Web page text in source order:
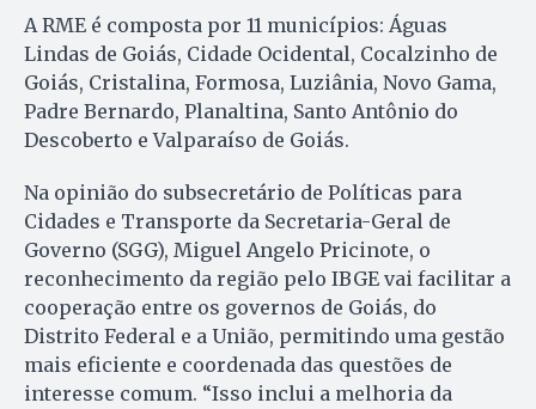
A RME é composta por 11 municípios: Águas
Lindas de Goiás, Cidade Ocidental, Cocalzinho de
Goiás, Cristalina, Formosa, Luziânia, Novo Gama,
Padre Bernardo, Planaltina, Santo Antônio do
Descoberto e Valparaíso de Goiás.
Na opinião do subsecretário de Políticas para
Cidades e Transporte da Secretaria-Geral de
Governo (SGG), Miguel Angelo Pricinote, o
reconhecimento da região pelo IBGE vai facilitar a
cooperação entre os governos de Goiás, do
Distrito Federal e a União, permitindo uma gestão
mais eficiente e coordenada das questões de
interesse comum. “Isso inclui a melhoria da